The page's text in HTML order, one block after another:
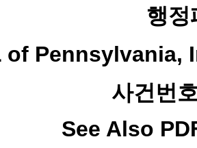
행정
of Pennsylvania,
사건번
See Also